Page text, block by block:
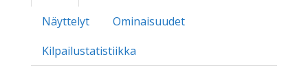
Näyttelyt
Ominaisuudet
Kilpailustatistiikka